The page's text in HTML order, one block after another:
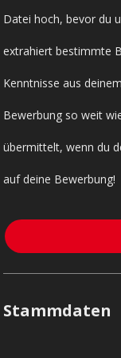
Datei hoch, bevor du
extrahiert bestimmte
Kenntnisse aus
Bewerbung so weit
übermittelt, wenn du
auf deine Bewerbung!
Stammdaten